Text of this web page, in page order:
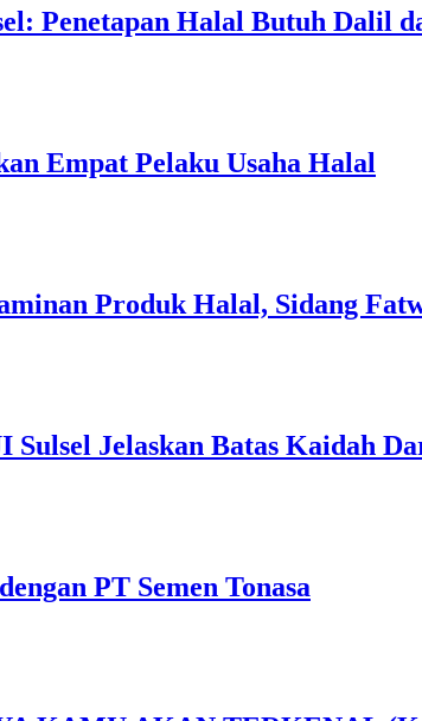
Penetapan Halal Butuh Dalil
Empat Pelaku Usaha Halal
Produk Halal, Sidang
Jelaskan Batas Kaidah
PT Semen Tonasa